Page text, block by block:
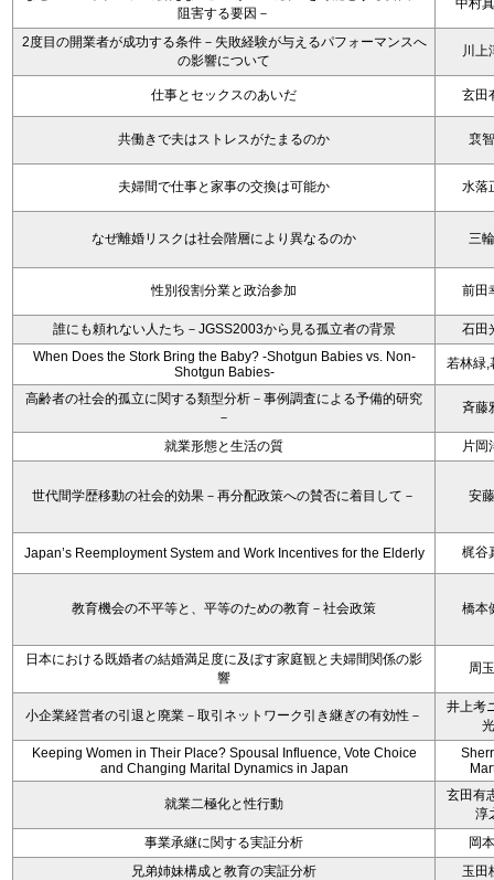
阻害する要因－
中村
2度目の開業者が成功する条件－失敗経験が与えるパフォーマンスへ
の影響について
川上
仕事とセックスのあいだ 玄田
共働きで夫はストレスがたまるのか 裵
夫婦間で仕事と家事の交換は可能か 水落
なぜ離婚リスクは社会階層により異なるのか 三
性別役割分業と政治参加 前田
誰にも頼れない人たち－JGSS2003から見る孤立者の背景
石田
When Does the Stork Bring the Baby? -Shotgun Babies vs. Non-
Shotgun Babies-
若林緑,
高齢者の社会的孤立に関する類型分析－事例調査による予備的研究
－
斉藤
就業形態と生活の質 片岡
世代間学歴移動の社会的効果－再分配政策への賛否に着目して－ 安
Japan’s Reemployment System and Work Incentives for the Elderly 梶谷
教育機会の不平等と、平等のための教育－社会政策 橋本
日本における既婚者の結婚満足度に及ぼす家庭観と夫婦間関係の影
響
周
小企業経営者の引退と廃業－取引ネットワーク引き継ぎの有効性－
井上考
光
Keeping Women in Their Place? Spousal Influence, Vote Choice
and Changing Marital Dynamics in Japan
就業二極化と性行動
玄田有
淳
事業承継に関する実証分析
岡
兄弟姉妹構成と教育の実証分析
玉田